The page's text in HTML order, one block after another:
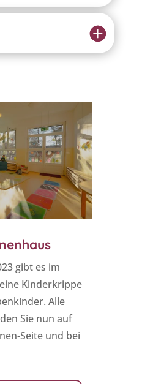
gibt es im
Kinderkrippe
Alle
Sie nun auf
Seite und bei